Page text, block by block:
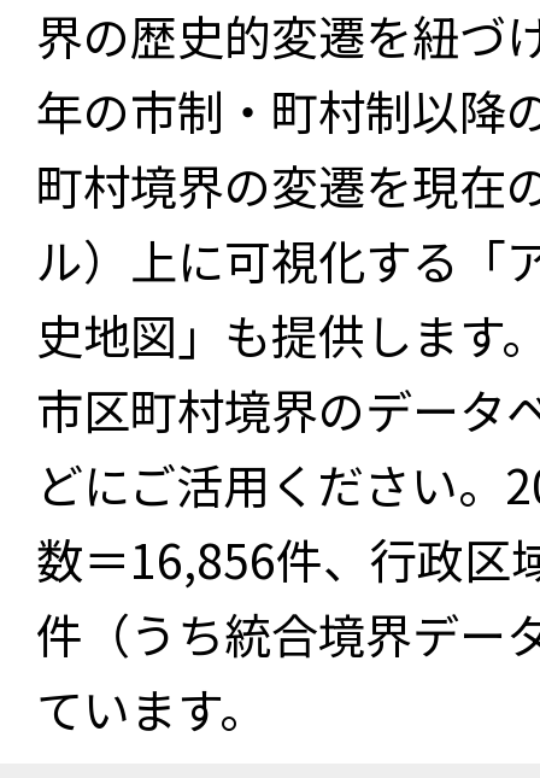
界の歴史的変遷を紐づ
年の市制・町村制以降
町村境界の変遷を現在
ル）上に可視化する「
史地図」も提供します
市区町村境界のデータ
どにご活用ください。
数＝16,856件、行政区
件（うち統合境界デー
ています。